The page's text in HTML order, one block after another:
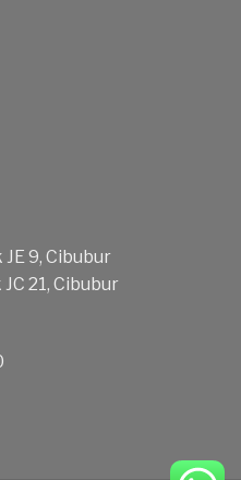
9, Cibubur
21, Cibubur